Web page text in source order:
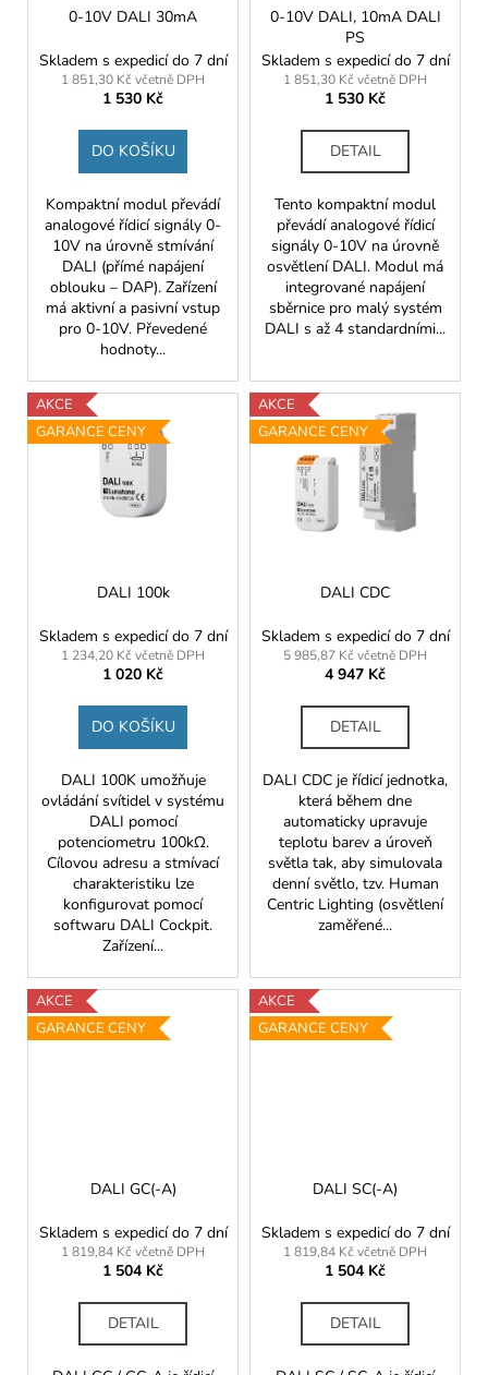
0-10V DALI 30mA
Skladem s expedicí do 7 dní
1 851,30 Kč včetně DPH
1 530 Kč
DO KOŠÍKU
Kompaktní modul převádí
analogové řídicí signály 0-
10V na úrovně stmívání
DALI (přímé napájení
oblouku – DAP). Zařízení
má aktivní a pasivní vstup
pro 0-10V. Převedené
hodnoty...
0-10V DALI, 10mA DALI
PS
Skladem s expedicí do 7 dní
1 851,30 Kč včetně DPH
1 530 Kč
DETAIL
Tento kompaktní modul
převádí analogové řídicí
signály 0-10V na úrovně
osvětlení DALI. Modul má
integrované napájení
sběrnice pro malý systém
DALI s až 4 standardními...
AKCE
GARANCE CENY
DALI 100k
Skladem s expedicí do 7 dní
1 234,20 Kč včetně DPH
1 020 Kč
DO KOŠÍKU
DALI 100K umožňuje
ovládání svítidel v systému
DALI pomocí
potenciometru 100kΩ.
Cílovou adresu a stmívací
charakteristiku lze
konfigurovat pomocí
softwaru DALI Cockpit.
Zařízení...
AKCE
GARANCE CENY
DALI CDC
Skladem s expedicí do 7 dní
5 985,87 Kč včetně DPH
4 947 Kč
DETAIL
DALI CDC je řídicí jednotka,
která během dne
automaticky upravuje
teplotu barev a úroveň
světla tak, aby simulovala
denní světlo, tzv. Human
Centric Lighting (osvětlení
zaměřené...
AKCE
GARANCE CENY
DALI GC(-A)
Skladem s expedicí do 7 dní
1 819,84 Kč včetně DPH
1 504 Kč
DETAIL
AKCE
GARANCE CENY
DALI SC(-A)
Skladem s expedicí do 7 dní
1 819,84 Kč včetně DPH
1 504 Kč
DETAIL